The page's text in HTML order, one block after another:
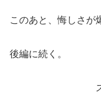
このあと、悔しさが
後編に続く。